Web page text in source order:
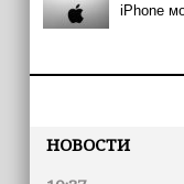
iPhone
НОВОСТИ